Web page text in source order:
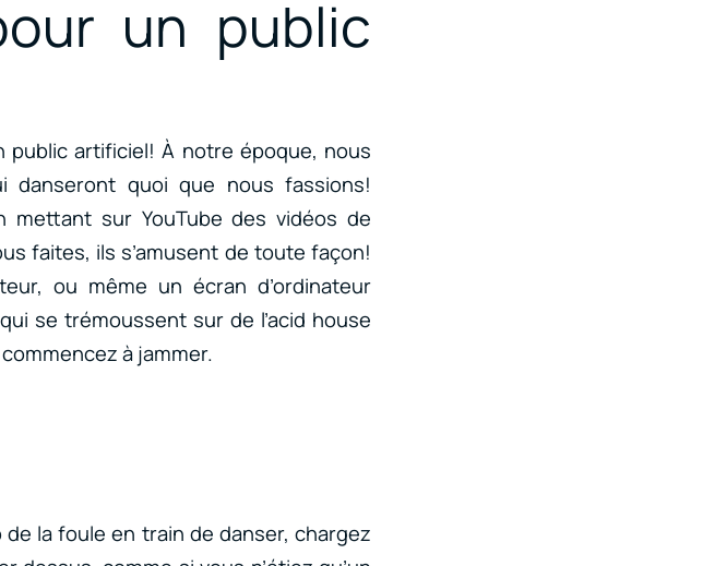
un public
public artificiel! À notre époque, nous
quoi que nous fassions!
mettant sur YouTube des vidéos de
faites, ils s’amusent de toute façon!
ou même un écran d’ordinateur
se trémoussent sur de l’acid house
à jammer.
de la foule en train de danser, chargez